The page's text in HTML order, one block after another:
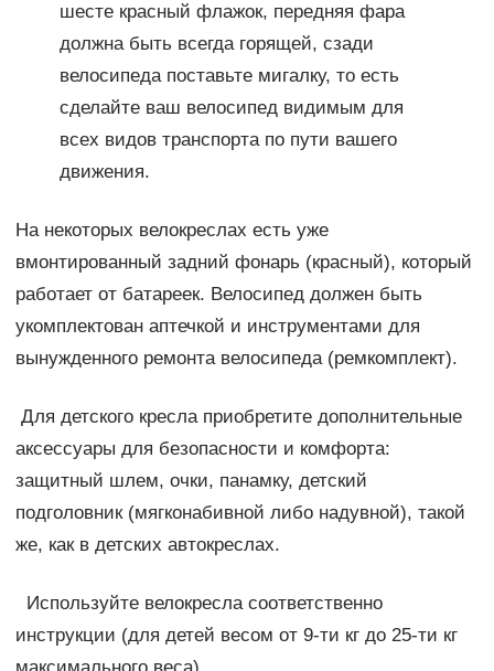
шесте красный флажок, передняя фара
должна быть всегда горящей, сзади
велосипеда поставьте мигалку, то есть
сделайте ваш велосипед видимым для
всех видов транспорта по пути вашего
движения.
На некоторых велокреслах есть уже
вмонтированный задний фонарь (красный), который
работает от батареек. Велосипед должен быть
укомплектован аптечкой и инструментами для
вынужденного ремонта велосипеда (ремкомплект).
Для детского кресла приобретите дополнительные
аксессуары для безопасности и комфорта:
защитный шлем, очки, панамку, детский
подголовник (мягконабивной либо надувной), такой
же, как в детских автокреслах.
Используйте велокресла соответственно
инструкции (для детей весом от 9-ти кг до 25-ти кг